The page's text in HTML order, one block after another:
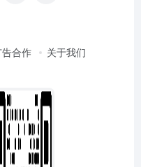
告合作 关于我们